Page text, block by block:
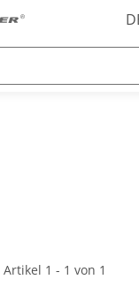
Artikel 1 - 1 von 1